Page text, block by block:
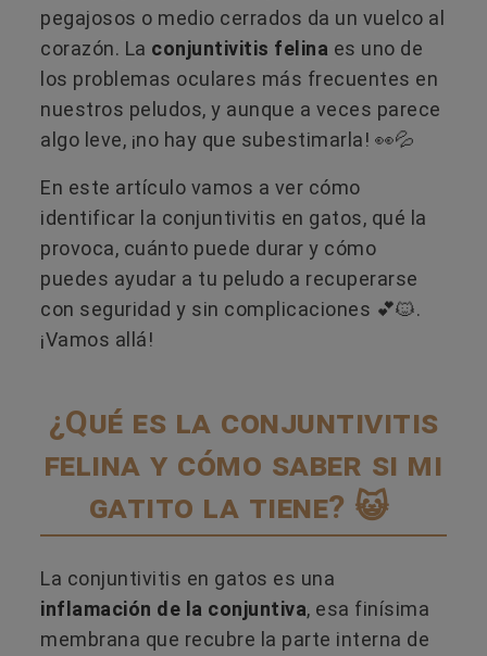
pegajosos o medio cerrados da un vuelco al
corazón. La conjuntivitis felina es uno de
los problemas oculares más frecuentes en
nuestros peludos, y aunque a veces parece
algo leve, ¡no hay que subestimarla! 👀💦
En este artículo vamos a ver cómo
identificar la conjuntivitis en gatos, qué la
provoca, cuánto puede durar y cómo
puedes ayudar a tu peludo a recuperarse
con seguridad y sin complicaciones 💕🐱.
¡Vamos allá!
¿Qué es la conjuntivitis
felina y cómo saber si mi
gatito la tiene? 😺
La conjuntivitis en gatos es una
inflamación de la conjuntiva, esa finísima
membrana que recubre la parte interna de